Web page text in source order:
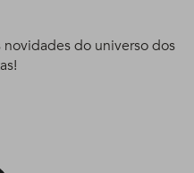
do universo dos